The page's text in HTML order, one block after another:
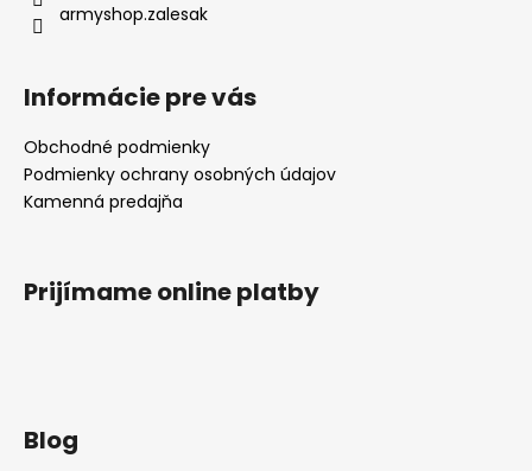
armyshop.zalesak
Informácie pre vás
Obchodné podmienky
Podmienky ochrany osobných údajov
Kamenná predajňa
Prijímame online platby
Blog